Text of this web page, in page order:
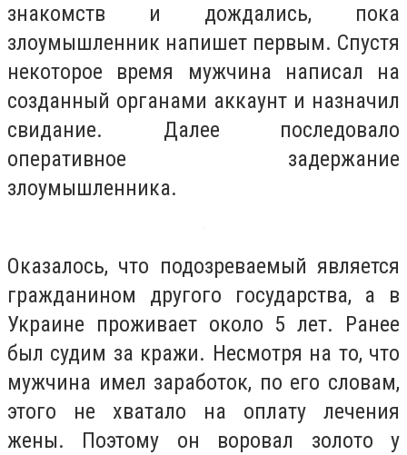
знакомств и дождались, пока
злоумышленник напишет первым. Спустя
некоторое время мужчина написал на
созданный органами аккаунт и назначил
свидание. Далее последовало
оперативное задержание
злоумышленника.
Оказалось, что подозреваемый является
гражданином другого государства, а в
Украине проживает около 5 лет. Ранее
был судим за кражи. Несмотря на то, что
мужчина имел заработок, по его словам,
этого не хватало на оплату лечения
жены. Поэтому он воровал золото у